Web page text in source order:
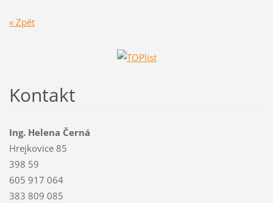
« Zpět
Kontakt
Ing. Helena Černá
Hrejkovice 85
398 59
605 917 064
383 809 085